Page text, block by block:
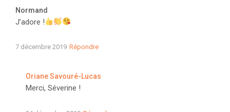
Normand
J’adore !
7 décembre 2019 Répondre
Oriane Savouré-Lucas
Merci, Séverine !